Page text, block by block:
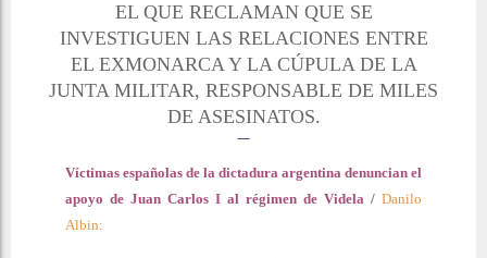
EL QUE RECLAMAN QUE SE
INVESTIGUEN LAS RELACIONES ENTRE
EL EXMONARCA Y LA CÚPULA DE LA
JUNTA MILITAR, RESPONSABLE DE MILES
DE ASESINATOS.
Víctimas españolas de la dictadura argentina denuncian el
apoyo de Juan Carlos I al régimen de Videla / Danilo
Albin: